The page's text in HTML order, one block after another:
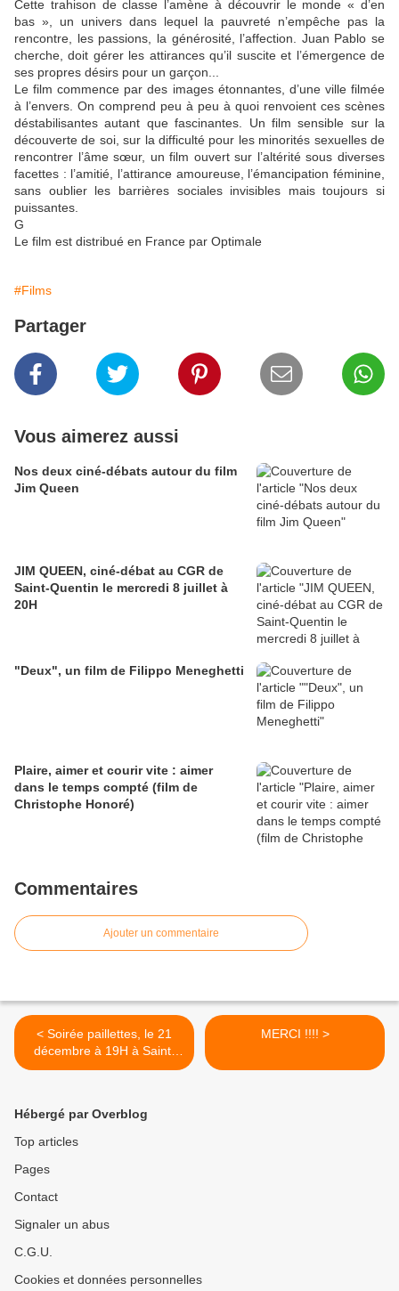
Cette trahison de classe l’amène à découvrir le monde « d’en
bas », un univers dans lequel la pauvreté n’empêche pas la
rencontre, les passions, la générosité, l’affection. Juan Pablo se
cherche, doit gérer les attirances qu’il suscite et l’émergence de
ses propres désirs pour un garçon...
Le film commence par des images étonnantes, d’une ville filmée
à l’envers. On comprend peu à peu à quoi renvoient ces scènes
déstabilisantes autant que fascinantes. Un film sensible sur la
découverte de soi, sur la difficulté pour les minorités sexuelles de
rencontrer l’âme sœur, un film ouvert sur l’altérité sous diverses
facettes : l’amitié, l’attirance amoureuse, l’émancipation féminine,
sans oublier les barrières sociales invisibles mais toujours si
puissantes.
G
Le film est distribué en France par Optimale
#Films
Partager
Vous aimerez aussi
Nos deux ciné-débats autour du film
Jim Queen
JIM QUEEN, ciné-débat au CGR de
Saint-Quentin le mercredi 8 juillet à
20H
"Deux", un film de Filippo Meneghetti
Plaire, aimer et courir vite : aimer
dans le temps compté (film de
Christophe Honoré)
Commentaires
Ajouter un commentaire
< Soirée paillettes, le 21
décembre à 19H à Saint-
Quentin
MERCI !!!! >
Hébergé par Overblog
Top articles
Pages
Contact
Signaler un abus
C.G.U.
Cookies et données personnelles